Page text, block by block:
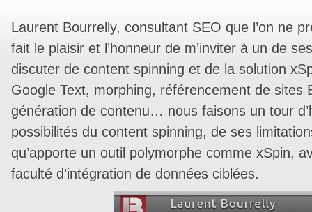
Laurent Bourrelly, consultant SEO que l’on ne
fait le plaisir et l’honneur de m’inviter à un de
discuter de content spinning et de la solution
Google Text, morphing, référencement de sites
génération de contenu… nous faisons un tour
possibilités du content spinning, de ses
qu’apporte un outil polymorphe comme xSpin,
faculté d’intégration de données ciblées.